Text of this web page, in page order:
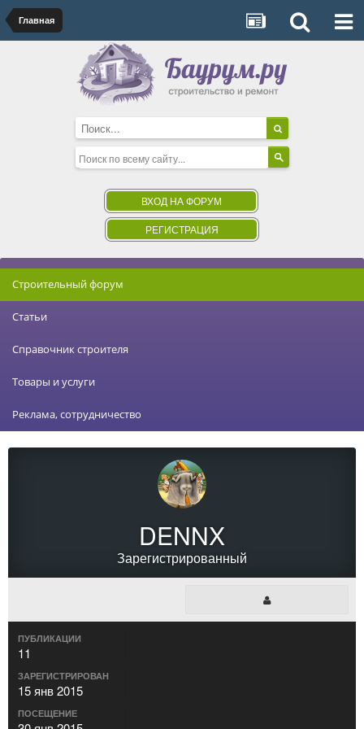
Главная
ВХОД НА ФОРУМ
РЕГИСТРАЦИЯ
Строительный форум
Статьи
Справочник строителя
Товары и услуги
Реклама, сотрудничество
DENNX
Зарегистрированный
ПУБЛИКАЦИИ
11
ЗАРЕГИСТРИРОВАН
15 янв 2015
ПОСЕЩЕНИЕ